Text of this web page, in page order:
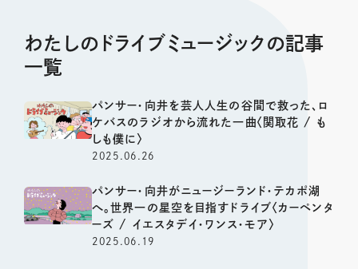
わたしのドライブミュージックの記事
一覧
パンサー・向井を芸人人生の谷間で救った、ロ
ケバスのラジオから流れた一曲〈関取花 / も
しも僕に〉
2025.06.26
パンサー・向井がニュージーランド・テカポ湖
へ。世界一の星空を目指すドライブ〈カーペンタ
ーズ / イエスタデイ・ワンス・モア〉
2025.06.19